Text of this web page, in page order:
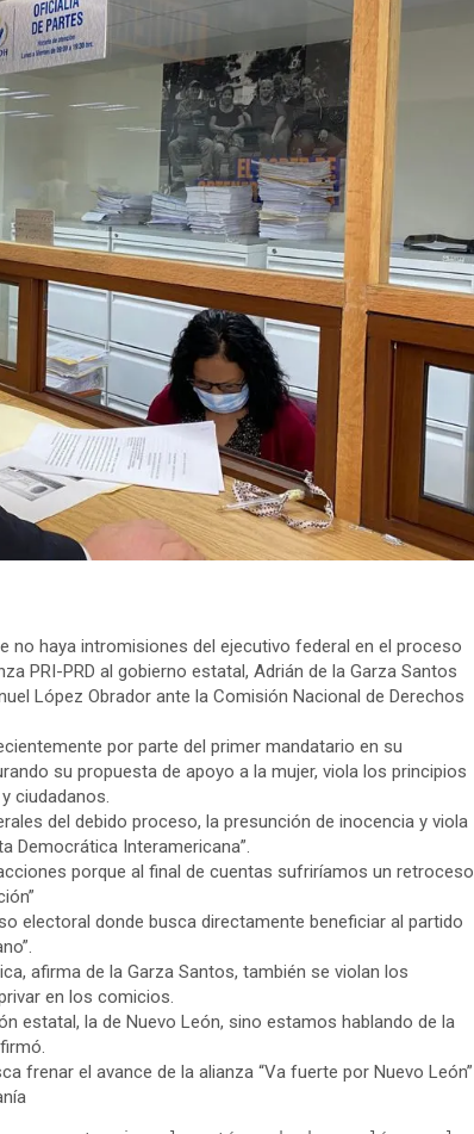
no haya intromisiones del ejecutivo federal en el proceso
PRI-PRD al gobierno estatal, Adrián de la Garza Santos
López Obrador ante la Comisión Nacional de Derechos
por parte del primer mandatario en su
su propuesta de apoyo a la mujer, viola los principios
ciudadanos.
del debido proceso, la presunción de inocencia y viola
Democrática Interamericana”.
porque al final de cuentas sufriríamos un retroceso
electoral donde busca directamente beneficiar al partido
afirma de la Garza Santos, también se violan los
en los comicios.
estatal, la de Nuevo León, sino estamos hablando de la
frenar el avance de la alianza “Va fuerte por Nuevo León”